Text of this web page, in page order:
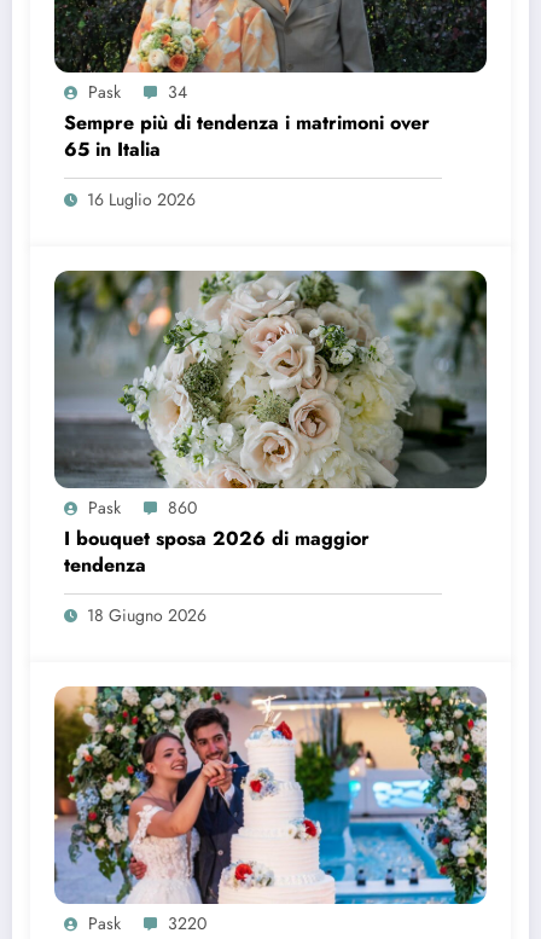
Pask 34
Sempre più di tendenza i matrimoni over
65 in Italia
16 Luglio 2026
Pask 860
I bouquet sposa 2026 di maggior
tendenza
18 Giugno 2026
Pask 3220